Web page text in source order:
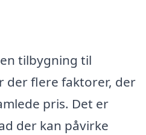
tilbygning til
der flere faktorer, der
pris. Det er
der kan påvirke